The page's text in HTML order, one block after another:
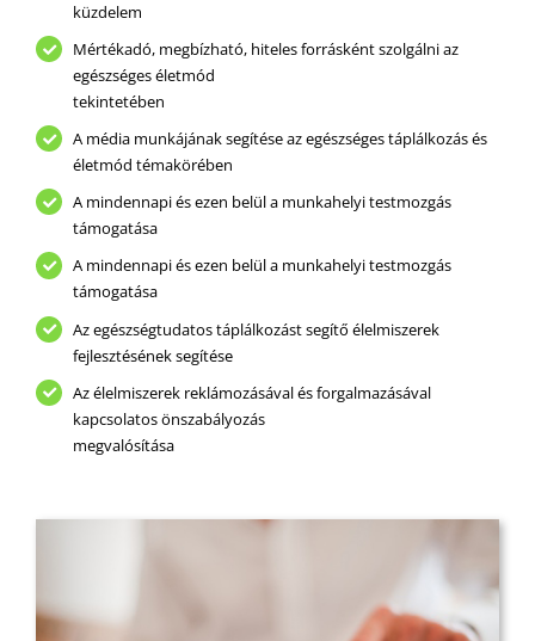
küzdelem
Mértékadó, megbízható, hiteles forrásként szolgálni az
egészséges életmód
tekintetében
A média munkájának segítése az egészséges táplálkozás és
életmód témakörében
A mindennapi és ezen belül a munkahelyi testmozgás
támogatása
A mindennapi és ezen belül a munkahelyi testmozgás
támogatása
Az egészségtudatos táplálkozást segítő élelmiszerek
fejlesztésének segítése
Az élelmiszerek reklámozásával és forgalmazásával
kapcsolatos önszabályozás
megvalósítása